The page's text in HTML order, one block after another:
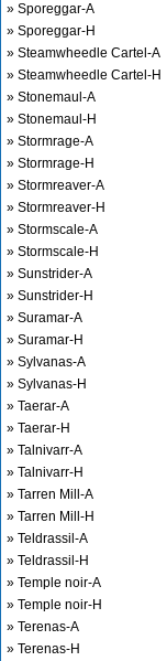
» Sporeggar-A
» Sporeggar-H
» Steamwheedle Cartel-A
» Steamwheedle Cartel-H
» Stonemaul-A
» Stonemaul-H
» Stormrage-A
» Stormrage-H
» Stormreaver-A
» Stormreaver-H
» Stormscale-A
» Stormscale-H
» Sunstrider-A
» Sunstrider-H
» Suramar-A
» Suramar-H
» Sylvanas-A
» Sylvanas-H
» Taerar-A
» Taerar-H
» Talnivarr-A
» Talnivarr-H
» Tarren Mill-A
» Tarren Mill-H
» Teldrassil-A
» Teldrassil-H
» Temple noir-A
» Temple noir-H
» Terenas-A
» Terenas-H